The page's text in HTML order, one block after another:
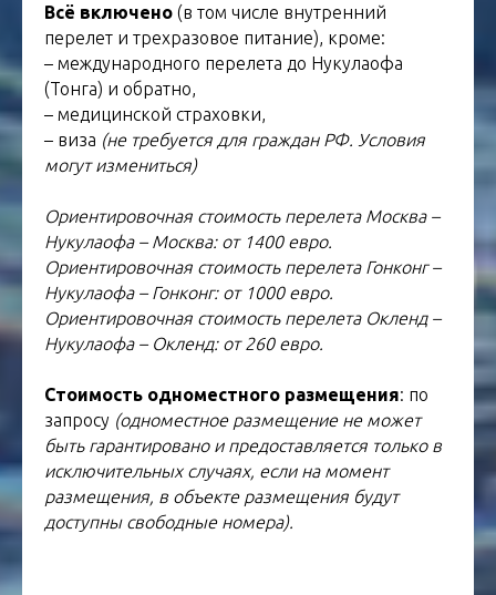
Всё включено (в том числе внутренний
перелет и трехразовое питание), кроме:
– международного перелета до Нукулаофа
(Тонга) и обратно,
– медицинской страховки,
– виза (не требуется для граждан РФ. Условия
могут измениться)
Ориентировочная стоимость перелета Москва –
Нукулаофа – Москва: от 1400 евро.
Ориентировочная стоимость перелета Гонконг –
Нукулаофа – Гонконг: от 1000 евро.
Ориентировочная стоимость перелета Окленд –
Нукулаофа – Окленд: от 260 евро.
Стоимость одноместного размещения: по
запросу (одноместное размещение не может
быть гарантировано и предоставляется только в
исключительных случаях, если на момент
размещения, в объекте размещения будут
доступны свободные номера).